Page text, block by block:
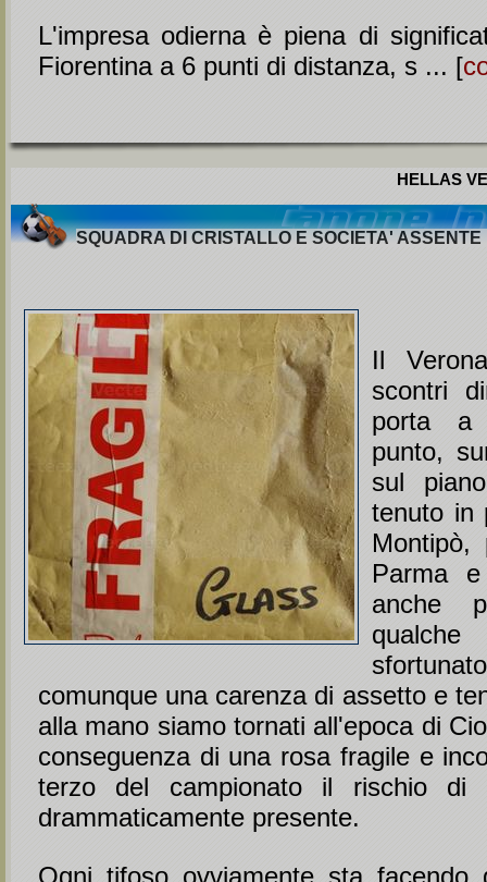
L'impresa odierna è piena di
Fiorentina a 6 punti di distanza, s ... [
HELLAS
SQUADRA DI CRISTALLO E SOCIETA' ASSENTE
Il
scontri
porta a
punto,
sul
tenuto in
Montipò,
Parma
anche
comunque una carenza di assetto e
alla mano siamo tornati all'epoca di
conseguenza di una rosa fragile e
terzo del campionato il rischio di
drammaticamente presente.
Ogni tifoso ovviamente sta facendo